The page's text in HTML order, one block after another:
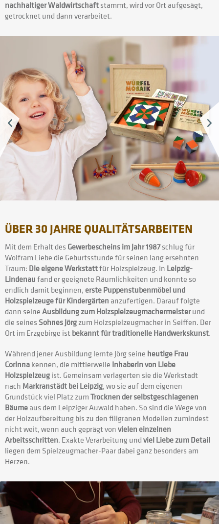
nachhaltiger Waldwirtschaftstammt, wird vor Ort aufgesägt,
getrocknet und dann verarbeitet.
ÜBER 30 JAHRE QUALITÄTSARBEITEN
Mit dem Erhalt des Gewerbescheins im Jahr 1987schlug für
Wolfram Liebe die Geburtsstunde für seinen lang ersehnten
Traum: Die eigene Werkstattfür Holzspielzeug. In Leipzig-
Lindenaufand er geeignete Räumlichkeiten und konnte so
endlich damit beginnen, erste Puppenstubenmöbel und
Holzspielzeuge für Kindergärten anzufertigen. Darauf folgte
dann seineAusbildung zum Holzspielzeugmachermeisterund
die seines Sohnes Jörgzum Holzspielzeugmacher in Seiffen. Der
Ort im Erzgebirge istbekannt für traditionelle Handwerkskunst.
Während jener Ausbildung lernte Jörg seine heutige Frau
Corinnakennen, die mittlerweile Inhaberin von Liebe
Holzspielzeugist. Gemeinsam verlagerten sie die Werkstadt
nach Markranstädt bei Leipzig, wo sie auf dem eigenen
Grundstück viel Platz zumTrocknen der selbstgeschlagenen
Bäumeaus dem Leipziger Auwald haben. So sind die Wege von
der Holzaufbereitung bis zu den filigranen Modellen zumindest
nicht weit, wenn auch geprägt vonvielen einzelnen
Arbeitsschritten. Exakte Verarbeitung undviel Liebe zum Detail
liegen dem Spielzeugmacher-Paar dabei ganz besonders am
Herzen.